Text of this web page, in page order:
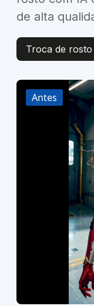
de alta
Troca de
Antes